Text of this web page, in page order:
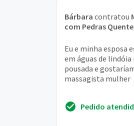
Bárbara contratou
com Pedras
Eu e minha esposa
em águas de lindóia
pousada e
massagista mulher
Pedido